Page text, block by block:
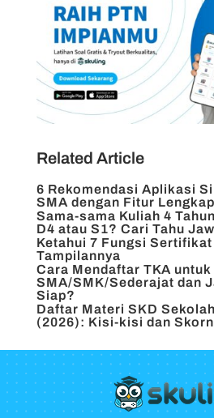
Related Article
6 Rekomendasi Aplikasi
SMA dengan Fitur
Sama-sama Kuliah 4
D4 atau S1? Cari Tahu
Ketahui 7 Fungsi Sertifikat
Tampilannya
Cara Mendaftar TKA untuk
SMA/SMK/Sederajat dan
Siap?
Daftar Materi SKD
(2026): Kisi-kisi dan